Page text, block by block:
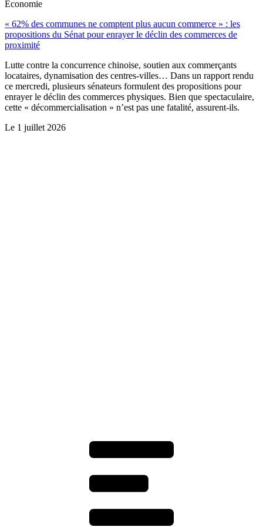
Économie
« 62% des communes ne comptent plus aucun commerce » : les
propositions du Sénat pour enrayer le déclin des commerces de
proximité
Lutte contre la concurrence chinoise, soutien aux commerçants
locataires, dynamisation des centres-villes… Dans un rapport rendu
ce mercredi, plusieurs sénateurs formulent des propositions pour
enrayer le déclin des commerces physiques. Bien que spectaculaire,
cette « décommercialisation » n’est pas une fatalité, assurent-ils.
Le 1 juillet 2026